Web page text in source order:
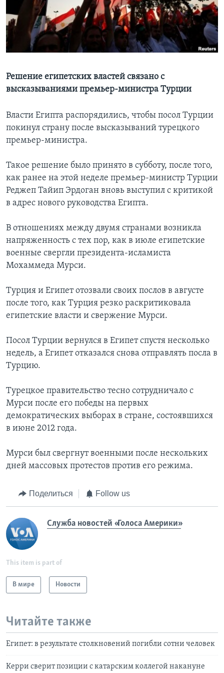
Learning English
СОЦИАЛЬНЫЕ СЕТИ
Языки
Решение египетских властей связано с
высказываниями премьер-министра Турции
Власти Египта распорядились, чтобы посол Турции
покинул страну после высказываний турецкого
премьер-министра.
Такое решение было принято в субботу, после того,
как ранее на этой неделе премьер-министр Турции
Реджеп Тайип Эрдоган вновь выступил с критикой
в адрес нового руководства Египта.
В отношениях между двумя странами возникла
напряженность с тех пор, как в июле египетские
военные свергли президента-исламиста
Мохаммеда Мурси.
Турция и Египет отозвали своих послов в августе
после того, как Турция резко раскритиковала
египетские власти и свержение Мурси.
Посол Турции вернулся в Египет спустя несколько
недель, а Египет отказался снова отправлять посла в
Турцию.
Турецкое правительство тесно сотрудничало с
Мурси после его победы на первых
демократических выборах в стране, состоявшихся
в июне 2012 года.
Мурси был свергнут военными после нескольких
дней массовых протестов против его режима.
Поделиться Follow us
Служба новостей «Голоса Америки»
This item is part of
В мире Новости
Читайте также
Египет: в результате столкновений погибли сотни человек
Керри сверит позиции с катарским коллегой накануне